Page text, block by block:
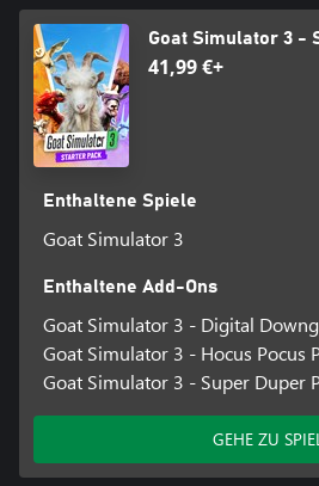
Goat Simulator 3 -
41,99 €+
Enthaltene Spiele
Goat Simulator 3
Enthaltene Add-Ons
Goat Simulator 3 - Digital
Goat Simulator 3 - Hocus Pocus
Goat Simulator 3 - Super Duper
GEHE ZU